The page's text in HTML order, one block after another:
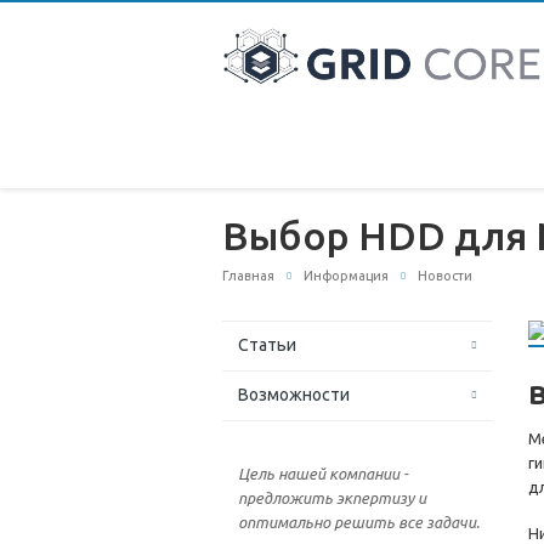
Выбор HDD для
Главная Информация Новости
Статьи
Возможности
Цель нашей компании -
предложить экпертизу и
оптимально решить все задачи.